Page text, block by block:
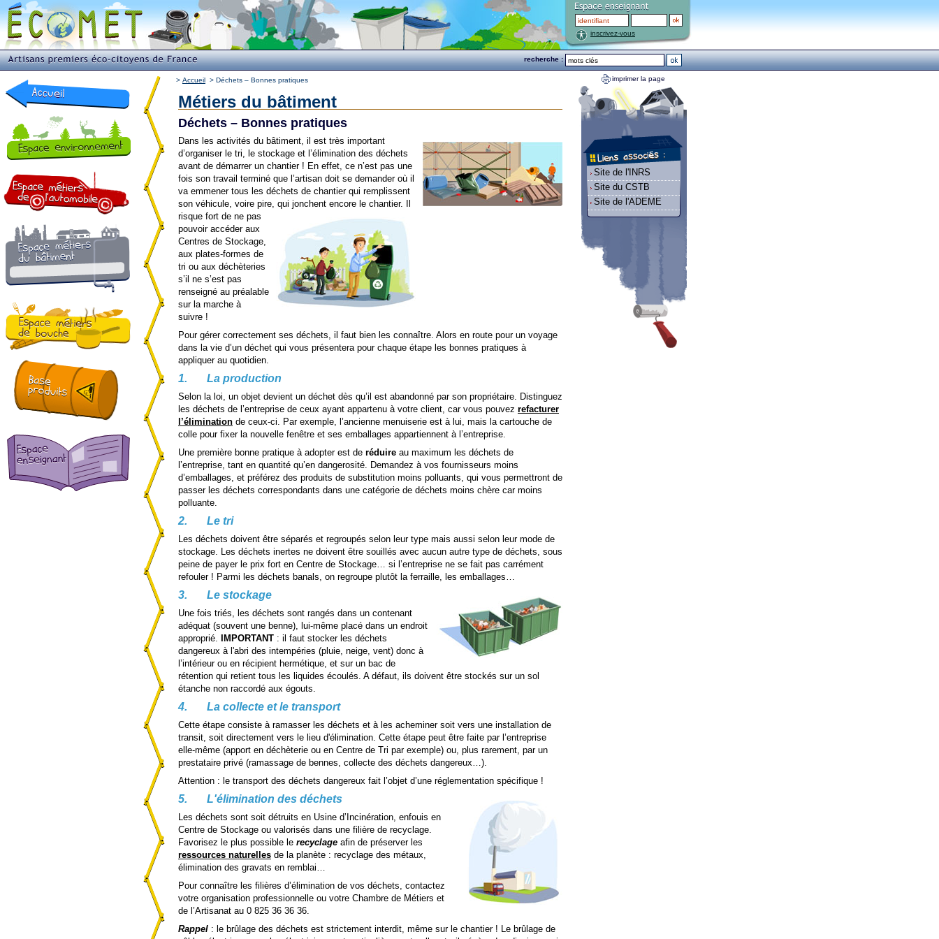
recherche :
inscrivez-vous
> Accueil > Déchets – Bonnes pratiques
Métiers du bâtiment
Déchets – Bonnes pratiques
Dans les activités du bâtiment, il est très important
d’organiser le tri, le stockage et l’élimination des déchets
avant de démarrer un chantier ! En effet, ce n’est pas une
fois son travail terminé que l’artisan doit se demander où il
va emmener tous les déchets de chantier qui remplissent
son véhicule, voire pire, qui jonchent encore le chantier.
risque fort de ne pas
pouvoir accéder aux
Centres de Stockage,
aux plates-formes de
tri ou aux déchèteries
s’il ne s’est pas
renseigné au préalable
sur la marche à
suivre !
Pour gérer correctement ses déchets, il faut bien les connaître. Alors en route pour un voyage
dans la vie d’un déchet qui vous présentera pour chaque étape les bonnes pratiques à
appliquer au quotidien.
1. La production
Selon la loi, un objet devient un déchet dès qu’il est abandonné par son propriétaire. Distinguez
les déchets de l’entreprise de ceux ayant appartenu à votre client, car vous pouvez refacturer
l’élimination de ceux-ci. Par exemple, l’ancienne menuiserie est à lui, mais la cartouche de
colle pour fixer la nouvelle fenêtre et ses emballages appartiennent à l’entreprise.
Une première bonne pratique à adopter est de réduire au maximum les déchets de
l’entreprise, tant en quantité qu’en dangerosité. Demandez à vos fournisseurs moins
d’emballages, et préférez des produits de substitution moins polluants, qui vous permettront de
passer les déchets correspondants dans une catégorie de déchets moins chère car moins
polluante.
2. Le tri
Les déchets doivent être séparés et regroupés selon leur type mais aussi selon leur mode de
stockage. Les déchets inertes ne doivent être souillés avec aucun autre type de déchets, sous
peine de payer le prix fort en Centre de Stockage… si l’entreprise ne se fait pas carrément
refouler ! Parmi les déchets banals, on regroupe plutôt la ferraille, les emballages…
3. Le stockage
Une fois triés, les déchets sont rangés dans un contenant
adéquat (souvent une benne), lui-même placé dans un endroit
approprié.
IMPORTANT : il faut stocker les déchets
dangereux à l'abri des intempéries (pluie, neige, vent) donc à
l’intérieur ou en récipient hermétique, et sur un bac de
rétention qui retient tous les liquides écoulés. A défaut, ils doivent être stockés sur un sol
étanche non raccordé aux égouts.
4. La collecte et le transport
Cette étape consiste à ramasser les déchets et à les acheminer soit vers une installation de
transit, soit directement vers le lieu d'élimination. Cette étape peut être faite par l’entreprise
elle-même (apport en déchèterie ou en Centre de Tri par exemple) ou, plus rarement, par un
prestataire privé (ramassage de bennes, collecte des déchets dangereux…).
Attention : le transport des déchets dangereux fait l’objet d’une réglementation spécifique !
5. L'élimination des déchets
Les déchets sont soit détruits en Usine d’Incinération, enfouis en
Centre de Stockage ou valorisés dans une filière de recyclage.
Favorisez le plus possible le recyclage afin de préserver les
ressources naturelles de la planète : recyclage des métaux,
élimination des gravats en remblai…
Pour connaître les filières d’élimination de vos déchets, contactez
votre organisation professionnelle ou votre Chambre de Métiers et
de l’Artisanat au 0 825 36 36 36.
Rappel : le brûlage des déchets est strictement interdit, même sur le chantier ! Le brûlage de
imprimer la page
Site de l'INRS
Site du CSTB
Site de l'ADEME